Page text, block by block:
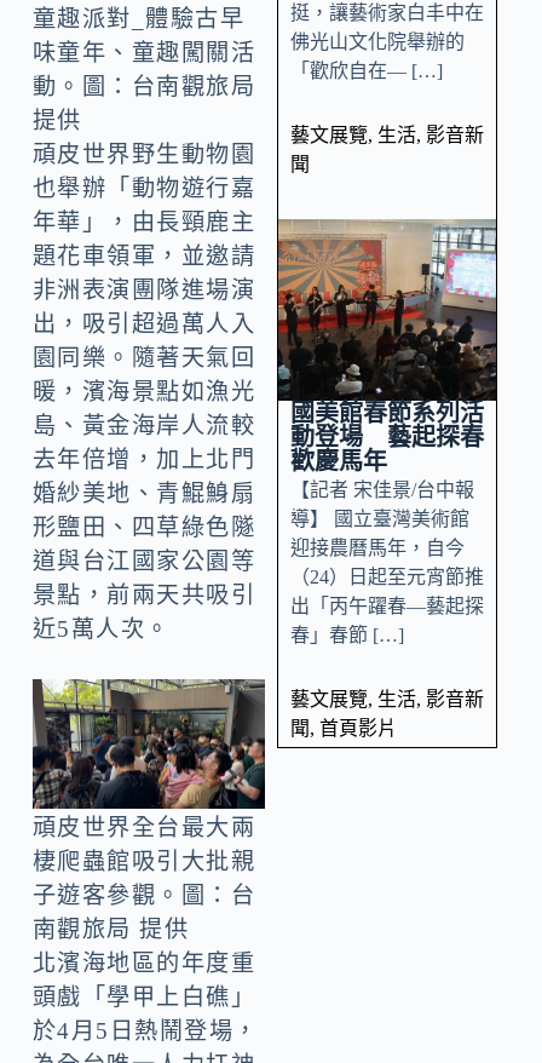
童趣派對_體驗古早
味童年、童趣闖關活
動。圖：台南觀旅局
提供
頑皮世界野生動物園
也舉辦「動物遊行嘉
年華」，由長頸鹿主
題花車領軍，並邀請
非洲表演團隊進場演
出，吸引超過萬人入
園同樂。隨著天氣回
暖，濱海景點如漁光
島、黃金海岸人流較
去年倍增，加上北門
婚紗美地、青鯤鯓扇
形鹽田、四草綠色隧
道與台江國家公園等
景點，前兩天共吸引
近5萬人次。
頑皮世界全台最大兩
棲爬蟲館吸引大批親
子遊客參觀。圖：台
南觀旅局 提供
北濱海地區的年度重
頭戲「學甲上白礁」
於4月5日熱鬧登場，
挺，讓藝術家白丰中在
佛光山文化院舉辦的
「歡欣自在— […]
藝文展覽, 生活, 影音新
聞
國美館春節系列活
動登場 藝起探春
歡慶馬年
【記者 宋佳景/台中報
導】 國立臺灣美術館
迎接農曆馬年，自今
（24）日起至元宵節推
出「丙午躍春—藝起探
春」春節 […]
藝文展覽, 生活, 影音新
聞, 首頁影片